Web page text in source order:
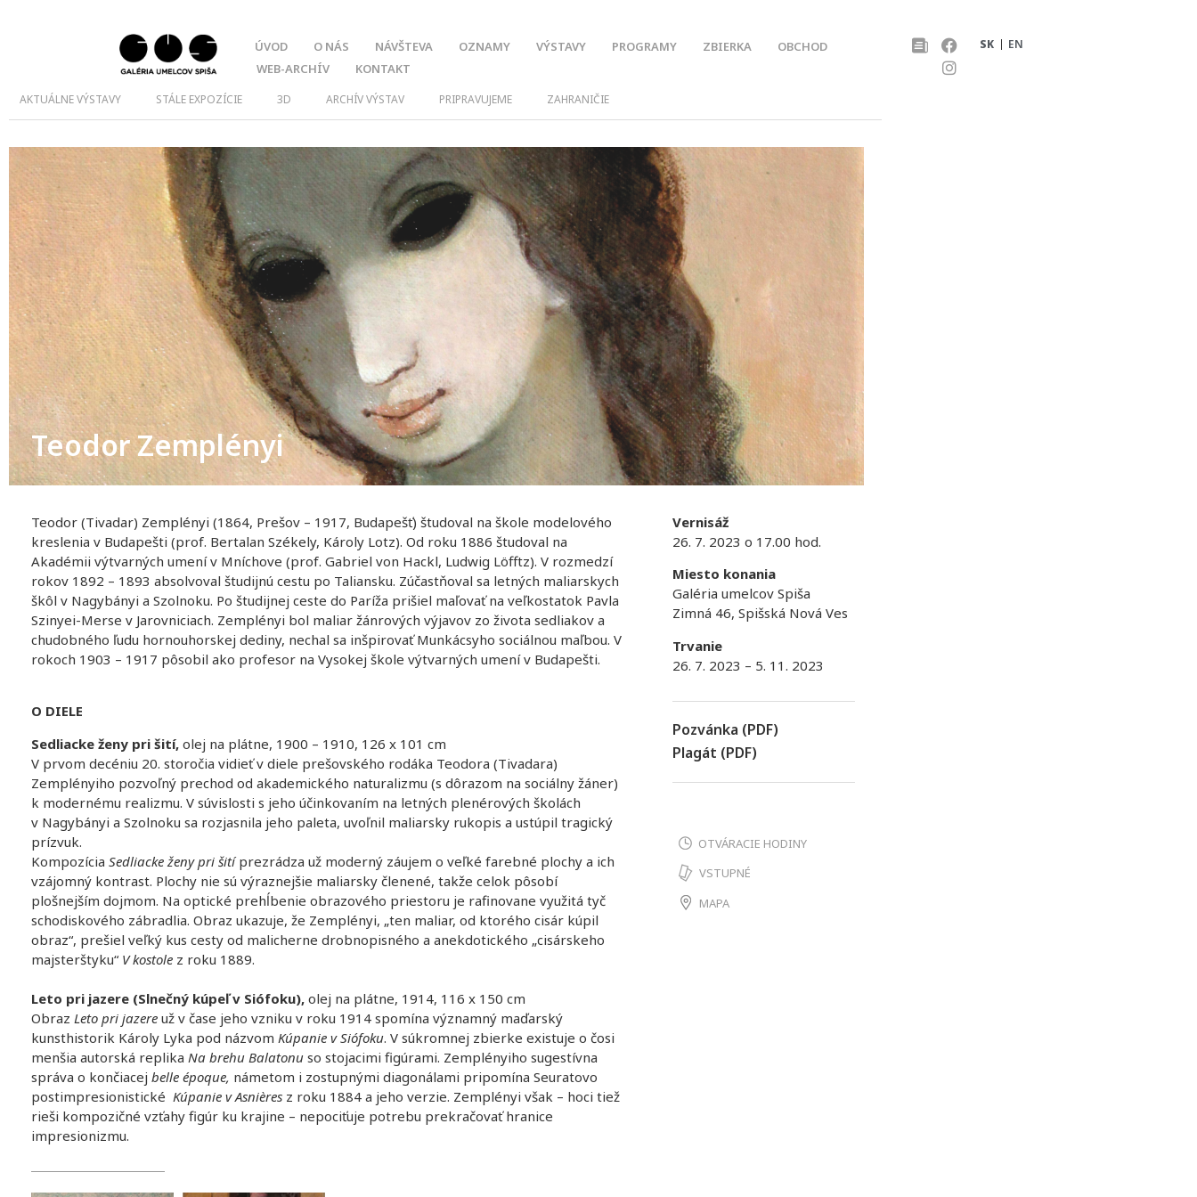
ÚVOD O NÁS NÁVŠTEVA OZNAMY VÝSTAVY PROGRAMY ZBIERKA
OBCHOD
WEB-ARCHÍV
KONTAKT
SK EN
AKTUÁLNE VÝSTAVY STÁLE EXPOZÍCIE 3D ARCHÍV VÝSTAV PRIPRAVUJEME ZAHRANIČIE
Teodor Zemplényi
Teodor (Tivadar) Zemplényi (1864, Prešov – 1917, Budapešť) študoval na škole modelového
kreslenia v Budapešti (prof. Bertalan Székely, Károly Lotz). Od roku 1886 študoval na
Akadémii výtvarných umení v Mníchove (prof. Gabriel von Hackl, Ludwig Löfftz). V rozmedzí
rokov 1892 – 1893 absolvoval študijnú cestu po Taliansku. Zúčastňoval sa letných maliarskych
škôl v Nagybányi a Szolnoku. Po študijnej ceste do Paríža prišiel maľovať na veľkostatok Pavla
Szinyei-Merse v Jarovniciach. Zemplényi bol maliar žánrových výjavov zo života sedliakov a
chudobného ľudu hornouhorskej dediny, nechal sa inšpirovať Munkácsyho sociálnou maľbou. V
rokoch 1903 – 1917 pôsobil ako profesor na Vysokej škole výtvarných umení v Budapešti.
O DIELE
Sedliacke ženy pri šití, olej na plátne, 1900 – 1910, 126 x 101 cm
V prvom decéniu 20. storočia vidieť v diele prešovského rodáka Teodora (Tivadara)
Zemplényiho pozvoľný prechod od akademického naturalizmu (s dôrazom na sociálny žáner)
k modernému realizmu. V súvislosti s jeho účinkovaním na letných plenérových školách
v Nagybányi a Szolnoku sa rozjasnila jeho paleta, uvoľnil maliarsky rukopis a ustúpil tragický
prízvuk.
Kompozícia Sedliacke ženy pri šitíprezrádza už moderný záujem o veľké farebné plochy a ich
vzájomný kontrast. Plochy nie sú výraznejšie maliarsky členené, takže celok pôsobí
plošnejším dojmom. Na optické prehĺbenie obrazového priestoru je rafinovane využitá tyč
schodiskového zábradlia. Obraz ukazuje, že Zemplényi, „ten maliar, od ktorého cisár kúpil
obraz“, prešiel veľký kus cesty od malicherne drobnopisného a anekdotického „cisárskeho
majsterštyku“ V kostole z roku 1889.
Leto pri jazere (Slnečný kúpeľ v Siófoku), olej na plátne, 1914, 116 x 150 cm
Obraz Leto pri jazere už v čase jeho vzniku v roku 1914 spomína významný maďarský
kunsthistorik Károly Lyka pod názvom Kúpanie v Siófoku. V súkromnej zbierke existuje o čosi
menšia autorská replika Na brehu Balatonu so stojacimi figúrami. Zemplényiho sugestívna
správa o končiacej belle époque, námetom i zostupnými diagonálami pripomína Seuratovo
postimpresionistické Kúpanie v Asnières z roku 1884 a jeho verzie. Zemplényi však – hoci tiež
rieši kompozičné vzťahy figúr ku krajine – nepociťuje potrebu prekračovať hranice
impresionizmu.
Vernisáž
26. 7. 2023 o 17.00 hod.
Miesto konania
Galéria umelcov Spiša
Zimná 46, Spišská Nová Ves
Trvanie
26. 7. 2023 – 5. 11. 2023
Pozvánka (PDF)
Plagát (PDF)
OTVÁRACIE HODINY
VSTUPNÉ
MAPA